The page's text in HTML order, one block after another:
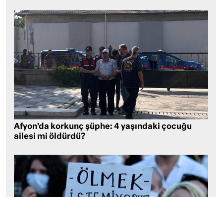
Afyon’da korkunç şüphe: 4 yaşındaki çocuğu
ailesi mi öldürdü?